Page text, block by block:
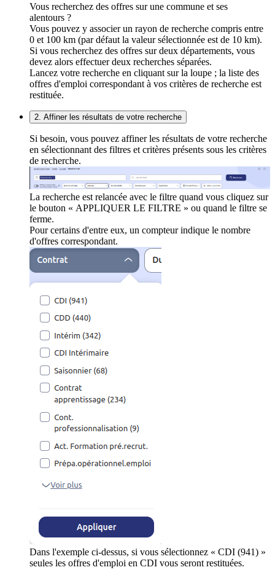
Vous recherchez des offres sur une commune et ses
alentours ?
Vous pouvez y associer un rayon de recherche compris entre
0 et 100 km (par défaut la valeur sélectionnée est de 10 km).
Si vous recherchez des offres sur deux départements, vous
devez alors effectuer deux recherches séparées.
Lancez votre recherche en cliquant sur la loupe ; la liste des
offres d'emploi correspondant à vos critères de recherche est
restituée.
2. Affiner les résultats de votre recherche
Si besoin, vous pouvez affiner les résultats de votre recherche
en sélectionnant des filtres et critères présents sous les critères
de recherche.
La recherche est relancée avec le filtre quand vous cliquez sur
le bouton « APPLIQUER LE FILTRE » ou quand le filtre se
ferme.
Pour certains d'entre eux, un compteur indique le nombre
d'offres correspondant.
Dans l'exemple ci-dessus, si vous sélectionnez « CDI (941) »
seules les offres d'emploi en CDI vous seront restituées.